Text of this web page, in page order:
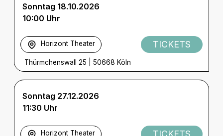
Sonntag 18.10.2026
10:00 Uhr
Horizont Theater
Thürmchenswall 25 50668 Köln
TICKETS
Sonntag 27.12.2026
11:30 Uhr
Horizont Theater TICKETS